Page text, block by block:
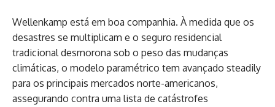
Wellenkamp está em boa companhia. À medida que os
desastres se multiplicam e o seguro residencial
tradicional desmorona sob o peso das mudanças
climáticas, o modelo paramétrico tem avançado steadily
para os principais mercados norte-americanos,
assegurando contra uma lista de catástrofes